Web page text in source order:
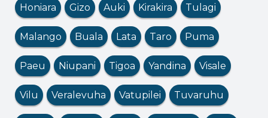
Honiara Gizo Auki Kirakira Tulagi
Malango Buala Lata Taro Puma
Paeu Niupani Tigoa Yandina Visale
Vilu Veralevuha Vatupilei Tuvaruhu